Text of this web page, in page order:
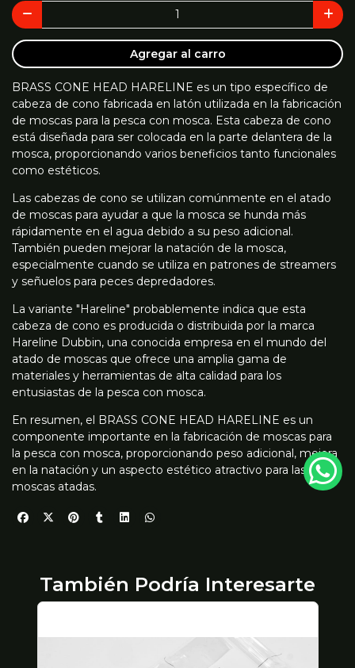
Agregar al carro
BRASS CONE HEAD HARELINE es un tipo específico de
cabeza de cono fabricada en latón utilizada en la fabricación
de moscas para la pesca con mosca. Esta cabeza de cono
está diseñada para ser colocada en la parte delantera de la
mosca, proporcionando varios beneficios tanto funcionales
como estéticos.
Las cabezas de cono se utilizan comúnmente en el atado
de moscas para ayudar a que la mosca se hunda más
rápidamente en el agua debido a su peso adicional.
También pueden mejorar la natación de la mosca,
especialmente cuando se utiliza en patrones de streamers
y señuelos para peces depredadores.
La variante "Hareline" probablemente indica que esta
cabeza de cono es producida o distribuida por la marca
Hareline Dubbin, una conocida empresa en el mundo del
atado de moscas que ofrece una amplia gama de
materiales y herramientas de alta calidad para los
entusiastas de la pesca con mosca.
En resumen, el BRASS CONE HEAD HARELINE es un
componente importante en la fabricación de moscas para
la pesca con mosca, proporcionando peso adicional, mejora
en la natación y un aspecto estético atractivo para las
moscas atadas.
También Podría Interesarte